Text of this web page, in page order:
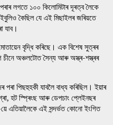
লগতে ১০০ কিলোমিটাৰ দূৰত্ব লৈকে
কৈছিল যে এই মিছাইলৰ জৰিয়তে
যাব।
বৃদ্ধি কৰিছে। এক বিশেষ সুত্ৰৰ
অঞ্চলটোত সৈন্য আৰু অস্ত্ৰ-শস্ত্ৰৰ
পৰা পিছহুহকী যাবলৈ বাধ্য কৰিছিল। ইয়াৰ
হট স্প্ৰিংছ আৰু ডেপচাং প্লেইনছৰ
এতিয়ালৈকে এই সন্দৰ্ভত কোনো ইংগিত